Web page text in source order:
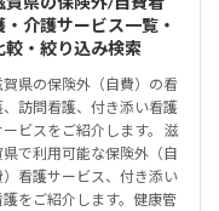
・介護サービス一覧・
較・絞り込み検索
賀県の保険外（自費）の看
、訪問看護、付き添い看護
ービスをご紹介します。 滋
県で利用可能な保険外（自
）看護サービス、付き添い
護をご紹介します。健康管